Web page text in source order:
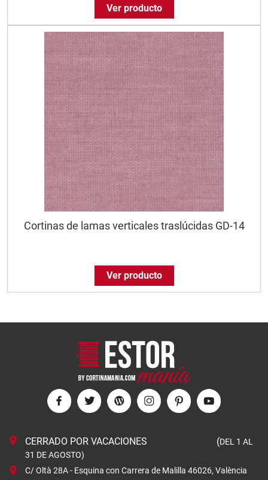
Ver producto
Cortinas de lamas verticales traslúcidas GD-14
Ver producto
CERRADO POR VACACIONES (DEL 1 AL
31 DE AGOSTO)
C/ Oltà 28A - Esquina con Carrera de Malilla 46026, València